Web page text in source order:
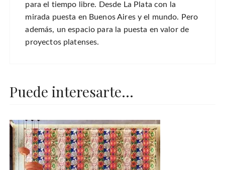
para el tiempo libre. Desde La Plata con la
mirada puesta en Buenos Aires y el mundo. Pero
además, un espacio para la puesta en valor de
proyectos platenses.
Puede interesarte...